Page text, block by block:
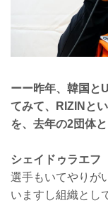
ーー昨年、韓国と
てみて、RIZINと
を、去年の2団体
シェイドゥラエフ
選手もいてやりが
いますし組織とし